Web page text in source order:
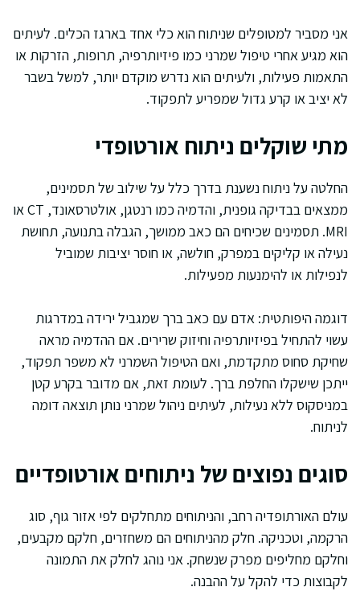
אני מסביר למטופלים שניתוח הוא כלי אחד בארגז הכלים. לעיתים
הוא מגיע אחרי טיפול שמרני כמו פיזיותרפיה, תרופות, הזרקות או
התאמות פעילות, ולעיתים הוא נדרש מוקדם יותר, למשל בשבר
לא יציב או קרע גדול שמפריע לתפקוד.
מתי שוקלים ניתוח אורטופדי
החלטה על ניתוח נשענת בדרך כלל על שילוב של תסמינים,
ממצאים בבדיקה גופנית, והדמיה כמו רנטגן, אולטרסאונד, CT או
MRI. תסמינים שכיחים הם כאב ממושך, הגבלה בתנועה, תחושת
נעילה או קליקים במפרק, חולשה, או חוסר יציבות שמוביל
לנפילות או להימנעות מפעילות.
דוגמה היפותטית: אדם עם כאב ברך שמגביל ירידה במדרגות
עשוי להתחיל בפיזיותרפיה וחיזוק שרירים. אם ההדמיה מראה
שחיקת סחוס מתקדמת, ואם הטיפול השמרני לא משפר תפקוד,
ייתכן שישקלו החלפת ברך. לעומת זאת, אם מדובר בקרע קטן
במניסקוס ללא נעילות, לעיתים ניהול שמרני נותן תוצאה דומה
לניתוח.
סוגים נפוצים של ניתוחים אורטופדיים
עולם האורתופדיה רחב, והניתוחים מתחלקים לפי אזור גוף, סוג
הרקמה, וטכניקה. חלק מהניתוחים הם משחזרים, חלקם מקבעים,
וחלקם מחליפים מפרק שנשחק. אני נוהג לחלק את התמונה
לקבוצות כדי להקל על ההבנה.